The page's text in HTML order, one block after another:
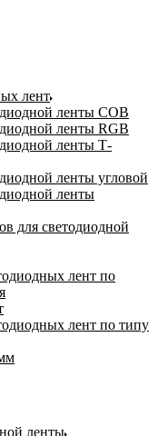
лент
ленты COB
ленты RGB
ленты Т-
ленты угловой
ленты
для светодиодной
лент по
лент по типу
ленты